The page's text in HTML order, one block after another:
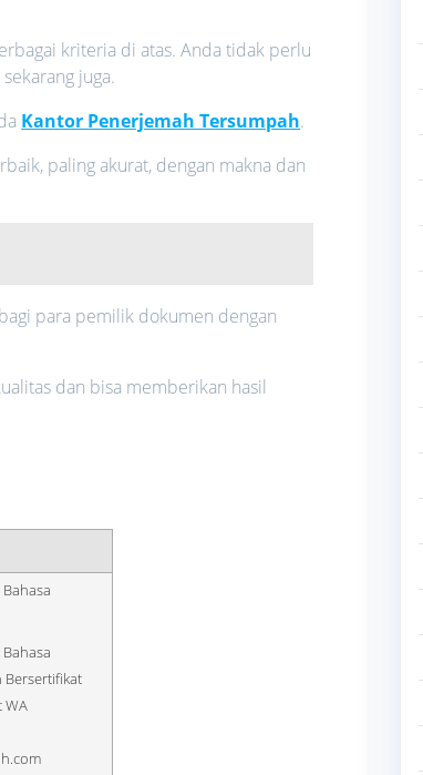
kriteria di atas. Anda tidak perlu
juga.
Kantor Penerjemah Tersumpah.
paling akurat, dengan makna dan
para pemilik dokumen dengan
dan bisa memberikan hasil
WA